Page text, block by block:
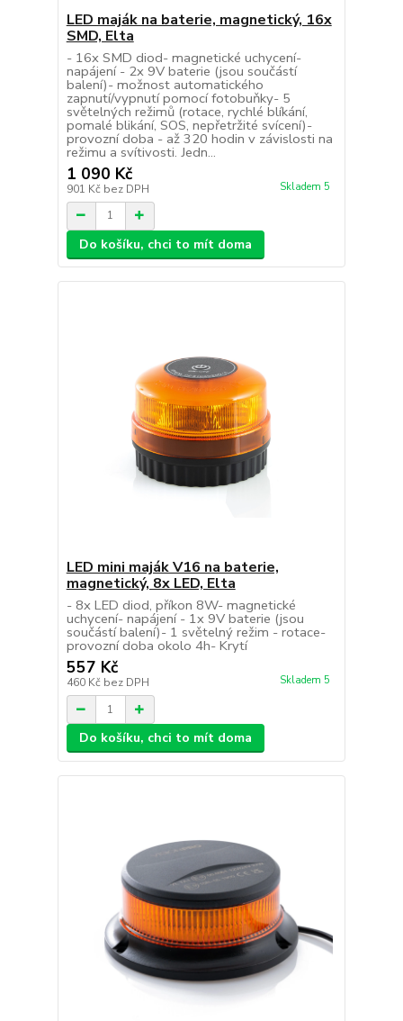
LED maják na baterie, magnetický, 16x
SMD, Elta
- 16x SMD diod- magnetické uchycení-
napájení - 2x 9V baterie (jsou součástí
balení)- možnost automatického
zapnutí/vypnutí pomocí fotobuňky- 5
světelných režimů (rotace, rychlé blíkání,
pomalé blikání, SOS, nepřetržité svícení)-
provozní doba - až 320 hodin v závislosti na
režimu a svítivosti. Jedn...
1 090 Kč
901 Kč bez DPH Skladem 5
Do košíku, chci to mít doma
LED mini maják V16 na baterie,
magnetický, 8x LED, Elta
- 8x LED diod, příkon 8W- magnetické
uchycení- napájení - 1x 9V baterie (jsou
součástí balení)- 1 světelný režim - rotace-
provozní doba okolo 4h- Krytí
557 Kč
460 Kč bez DPH Skladem 5
Do košíku, chci to mít doma